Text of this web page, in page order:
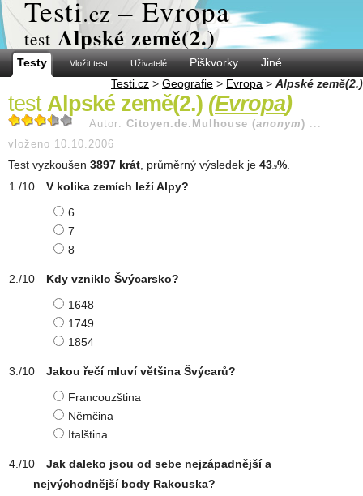
Testi.cz – Evropa
test Alpské země(2.)
Testy Vložit test Uživatelé Piškvorky
Jiné
Testi.cz > Geografie > Evropa > Alpské země(2.)
test Alpské země(2.) (Evropa)
Autor: Citoyen.de.Mulhouse (anonym ) ...
vloženo 10.10.2006
Test vyzkoušen 3897 krát , průměrný výsledek je 43 .9%
V kolika zemích leží Alpy?
6
7
8
Kdy vzniklo Švýcarsko?
1648
1749
1854
Jakou řečí mluví většina Švýcarů?
Francouzština
Němčina
Italština
Jak daleko jsou od sebe nejzápadnější a
nejvýchodnější body Rakouska?